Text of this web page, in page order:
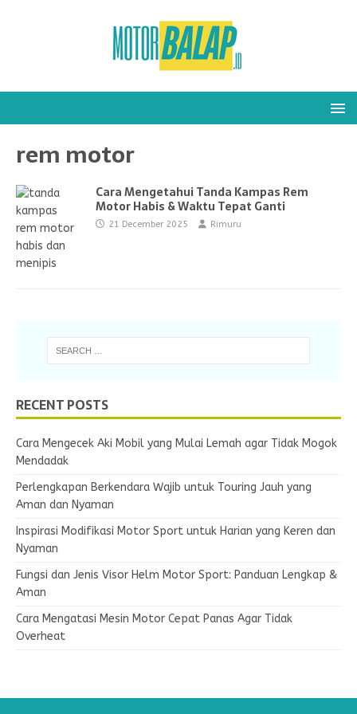
rem motor
Cara Mengetahui Tanda Kampas Rem
Motor Habis & Waktu Tepat Ganti
21 December 2025 Rimuru
RECENT POSTS
Cara Mengecek Aki Mobil yang Mulai Lemah agar Tidak Mogok
Mendadak
Perlengkapan Berkendara Wajib untuk Touring Jauh yang
Aman dan Nyaman
Inspirasi Modifikasi Motor Sport untuk Harian yang Keren dan
Nyaman
Fungsi dan Jenis Visor Helm Motor Sport: Panduan Lengkap &
Aman
Cara Mengatasi Mesin Motor Cepat Panas Agar Tidak
Overheat